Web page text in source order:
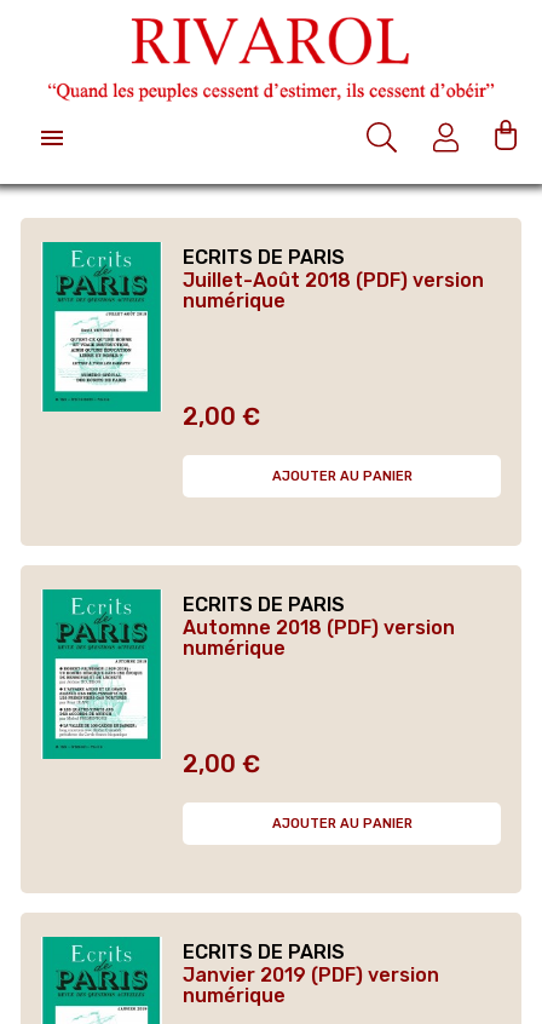

ECRITS DE PARIS
Juillet-Août 2018 (PDF) version
numérique
Prix
2,00 €
AJOUTER AU PANIER
ECRITS DE PARIS
Automne 2018 (PDF) version
numérique
Prix
2,00 €
AJOUTER AU PANIER
ECRITS DE PARIS
Janvier 2019 (PDF) version
numérique